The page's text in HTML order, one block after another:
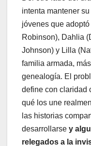
intenta mantener
jóvenes que
Robinson), Dahlia
Johnson) y Lilla
familia armada,
genealogía. El
define con claridad
qué los une
las historias
desarrollarse y
relegados a la